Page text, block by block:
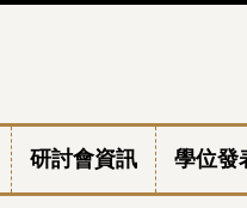
研討會資訊 學位發